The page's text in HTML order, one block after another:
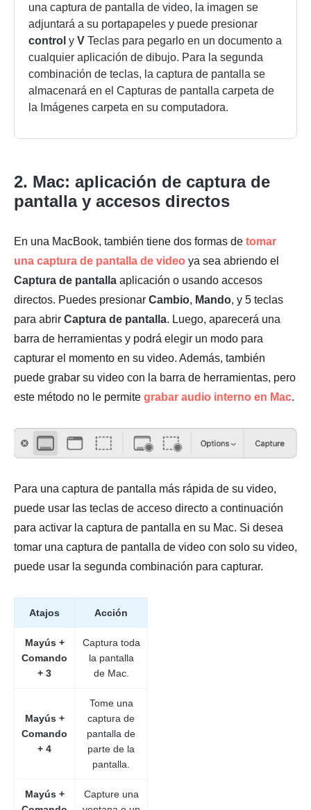
una captura de pantalla de video, la imagen se
adjuntará a su portapapeles y puede presionar
control y V Teclas para pegarlo en un documento a
cualquier aplicación de dibujo. Para la segunda
combinación de teclas, la captura de pantalla se
almacenará en el Capturas de pantalla carpeta de
la Imágenes carpeta en su computadora.
2. Mac: aplicación de captura de
pantalla y accesos directos
En una MacBook, también tiene dos formas de tomar
una captura de pantalla de video ya sea abriendo el
Captura de pantalla aplicación o usando accesos
directos. Puedes presionar Cambio, Mando, y 5 teclas
para abrir Captura de pantalla. Luego, aparecerá una
barra de herramientas y podrá elegir un modo para
capturar el momento en su video. Además, también
puede grabar su video con la barra de herramientas, pero
este método no le permite grabar audio interno en Mac.
Para una captura de pantalla más rápida de su video,
puede usar las teclas de acceso directo a continuación
para activar la captura de pantalla en su Mac. Si desea
tomar una captura de pantalla de video con solo su video,
puede usar la segunda combinación para capturar.
Atajos Acción
Mayús +
Comando
+ 3
Captura toda
la pantalla
de Mac.
Mayús +
Comando
+ 4
Tome una
captura de
pantalla de
parte de la
pantalla.
Mayús +
Capture una